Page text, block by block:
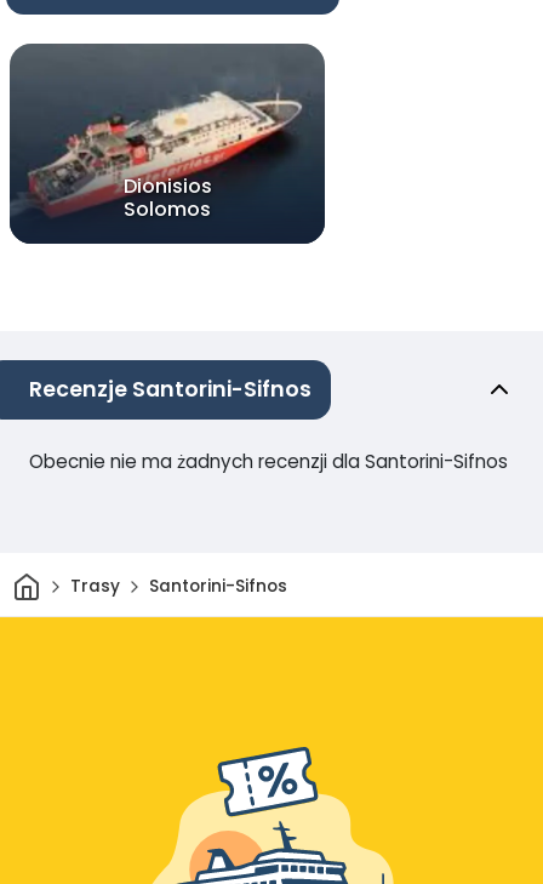
Dionisios
Solomos
Recenzje Santorini-Sifnos
Obecnie nie ma żadnych recenzji dla Santorini-Sifnos
DomTrasy Santorini-Sifnos